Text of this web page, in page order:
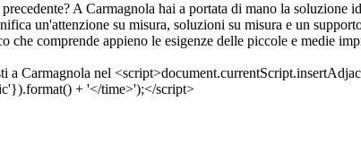
A Carmagnola hai a portata di mano la soluzione
un'attenzione su misura, soluzioni su misura e un
comprende appieno le esigenze delle piccole e medie